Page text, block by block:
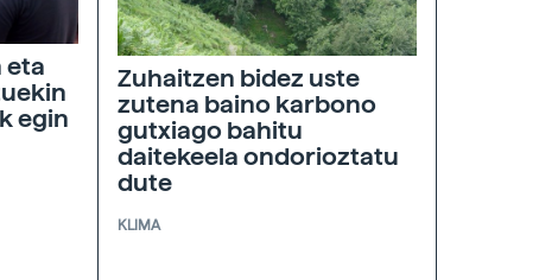
eta
egin
Zuhaitzen bidez uste
zutena baino karbono
gutxiago bahitu
daitekeela ondorioztatu
dute
KLIMA